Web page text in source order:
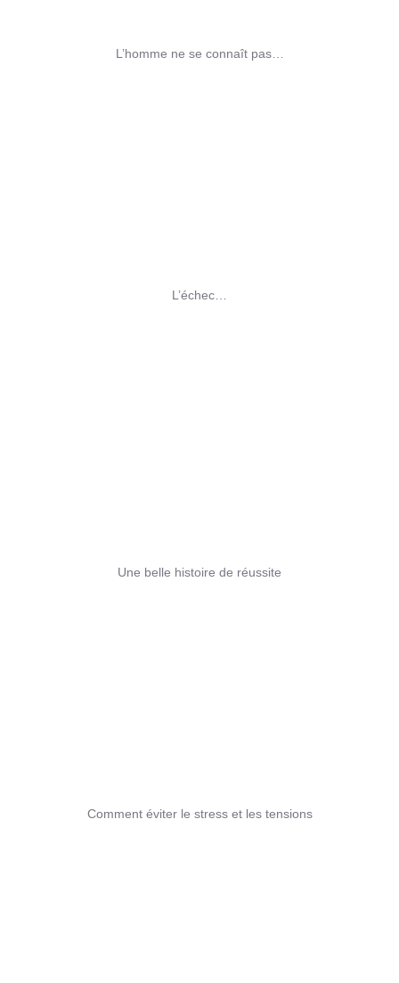
L’homme ne se connaît pas…
L’échec…
Une belle histoire de réussite
Comment éviter le stress et les tensions